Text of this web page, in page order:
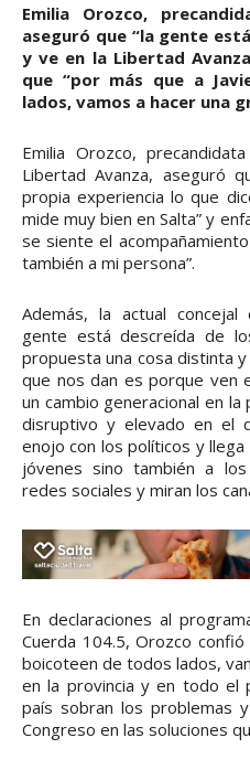
Emilia Orozco,
aseguró que “la gente
y ve en la Libertad
que “por más que a
lados, vamos a hacer una
Emilia Orozco,
Libertad Avanza, aseguró
propia experiencia lo que
mide muy bien en Salta” y
se siente el
también a mi persona”.
Además, la actual concejal
gente está descreída de
propuesta una cosa distinta
que nos dan es porque ven
un cambio generacional en la
disruptivo y elevado en el
enojo con los políticos y
jóvenes sino también a
redes sociales y miran los
En declaraciones al
Cuerda 104.5, Orozco
boicoteen de todos lados,
en la provincia y en todo el
país sobran los problemas
Congreso en las soluciones